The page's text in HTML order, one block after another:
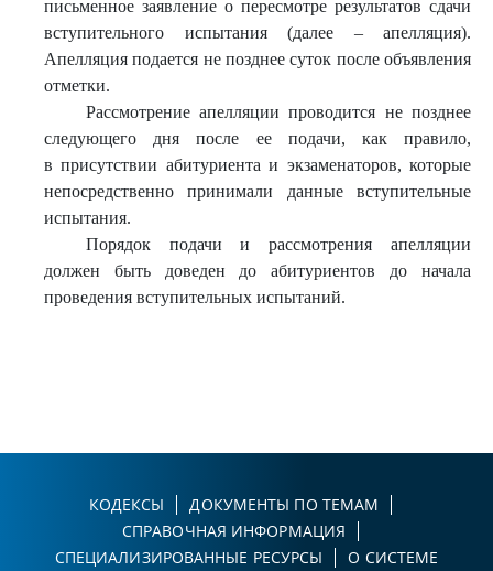
письменное заявление о пересмотре результатов сдачи
вступительного испытания (далее – апелляция).
Апелляция подается не позднее суток после объявления
отметки.
Рассмотрение апелляции проводится не позднее
следующего дня после ее подачи, как правило,
в присутствии абитуриента и экзаменаторов, которые
непосредственно принимали данные вступительные
испытания.
Порядок подачи и рассмотрения апелляции
должен быть доведен до абитуриентов до начала
проведения вступительных испытаний.
КОДЕКСЫ
ДОКУМЕНТЫ ПО ТЕМАМ
СПРАВОЧНАЯ ИНФОРМАЦИЯ
СПЕЦИАЛИЗИРОВАННЫЕ РЕСУРСЫ
О СИСТЕМЕ